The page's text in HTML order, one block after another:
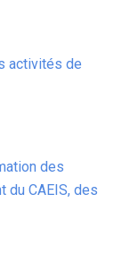
activités de
des
du CAEIS, des